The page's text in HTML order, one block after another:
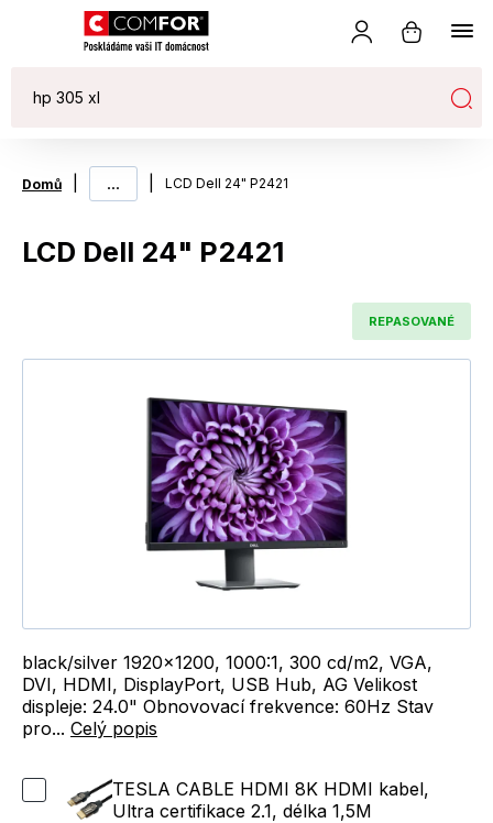
Domů ... LCD Dell 24" P2421
LCD Dell 24" P2421
REPASOVANÉ
black/silver 1920x1200, 1000:1, 300 cd/m2, VGA,
DVI, HDMI, DisplayPort, USB Hub, AG Velikost
displeje: 24.0" Obnovovací frekvence: 60Hz Stav
pro... Celý popis
TESLA CABLE HDMI 8K HDMI kabel,
Ultra certifikace 2.1, délka 1,5M